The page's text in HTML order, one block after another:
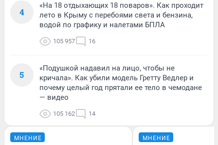
4
«На 18 отдыхающих 18 поваров». Как проходит
лето в Крыму с перебоями света и бензина,
водой по графику и налетами БПЛА
105 957 16
5
«Подушкой надавил на лицо, чтобы не
кричала». Как убили модель Гретту Ведлер и
почему целый год прятали ее тело в чемодане
— видео
105 162 14
МНЕНИЕ МНЕНИЕ